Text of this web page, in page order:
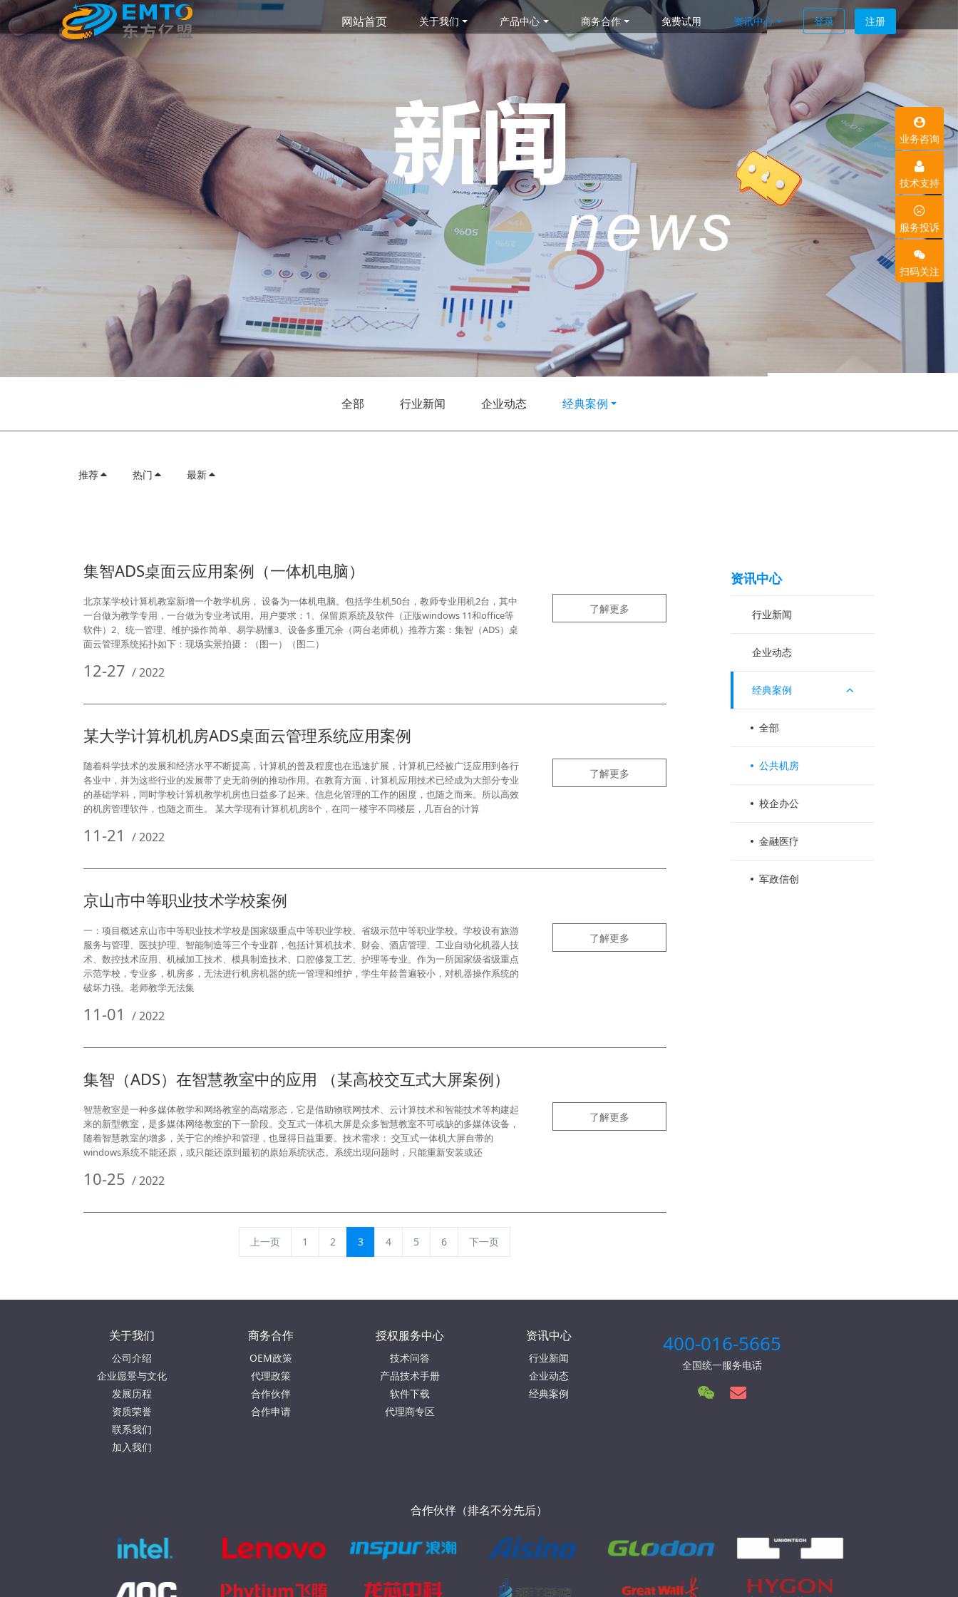
登录 注册
网站首页 关于我们 产品中心 商务合作 免费试用 资讯中心
全部 行业新闻 企业动态 经典案例
推荐 热门 最新
集智ADS桌面云应用案例（一体机电脑）
北京某学校计算机教室新增一个教学机房， 设备为一体机电脑。包括学生机50台，教师专业用机2台，其中
一台做为教学专用，一台做为专业考试用。用户要求：1、保留原系统及软件（正版windows 11和office等
软件）2、统一管理、维护操作简单、易学易懂3、设备多重冗余（两台老师机）推荐方案：集智（ADS）桌
面云管理系统拓扑如下：现场实景拍摄：（图一）（图二）
了解更多
12-27 /2022
某大学计算机机房ADS桌面云管理系统应用案例
随着科学技术的发展和经济水平不断提高，计算机的普及程度也在迅速扩展，计算机已经被广泛应用到各行
各业中，并为这些行业的发展带了史无前例的推动作用。在教育方面，计算机应用技术已经成为大部分专业
的基础学科，同时学校计算机教学机房也日益多了起来。信息化管理的工作的困度，也随之而来。所以高效
的机房管理软件，也随之而生。 某大学现有计算机机房8个，在同一楼宇不同楼层，几百台的计算
了解更多
11-21 /2022
京山市中等职业技术学校案例
一：项目概述京山市中等职业技术学校是国家级重点中等职业学校、省级示范中等职业学校。学校设有旅游
服务与管理、医技护理、智能制造等三个专业群，包括计算机技术、财会、酒店管理、工业自动化机器人技
术、数控技术应用、机械加工技术、模具制造技术、口腔修复工艺、护理等专业。作为一所国家级省级重点
示范学校，专业多，机房多，无法进行机房机器的统一管理和维护，学生年龄普遍较小，对机器操作系统的
破坏力强。老师教学无法集
了解更多
11-01 /2022
集智（ADS）在智慧教室中的应用 （某高校交互式大屏案例）
智慧教室是一种多媒体教学和网络教室的高端形态，它是借助物联网技术、云计算技术和智能技术等构建起
来的新型教室，是多媒体网络教室的下一阶段。交互式一体机大屏是众多智慧教室不可或缺的多媒体设备，
随着智慧教室的增多，关于它的维护和管理，也显得日益重要。技术需求： 交互式一体机大屏自带的
windows系统不能还原，或只能还原到最初的原始系统状态。系统出现问题时，只能重新安装或还
了解更多
10-25 /2022
上一页 1 2 3 4 5 6 下一页
资讯中心
行业新闻
企业动态
经典案例
全部
公共机房
校企办公
金融医疗
军政信创
关于我们
公司介绍
企业愿景与文化
发展历程
资质荣誉
联系我们
加入我们
商务合作
OEM政策
代理政策
合作伙伴
合作申请
授权服务中心
技术问答
产品技术手册
软件下载
代理商专区
资讯中心
行业新闻
企业动态
经典案例
400-016-5665
全国统一服务电话
合作伙伴（排名不分先后）
业务咨询
技术支持
服务投诉
扫码关注